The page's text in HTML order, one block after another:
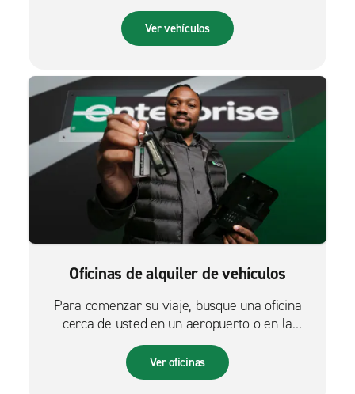
Ver vehículos
Oficinas de alquiler de vehículos
Para comenzar su viaje, busque una oficina
cerca de usted en un aeropuerto o en la
ciudad.
Ver oficinas